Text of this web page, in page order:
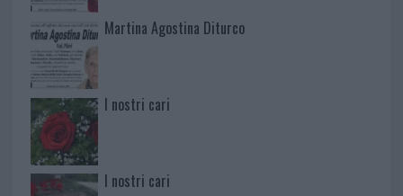
Martina Agostina Diturco
I nostri cari
I nostri cari